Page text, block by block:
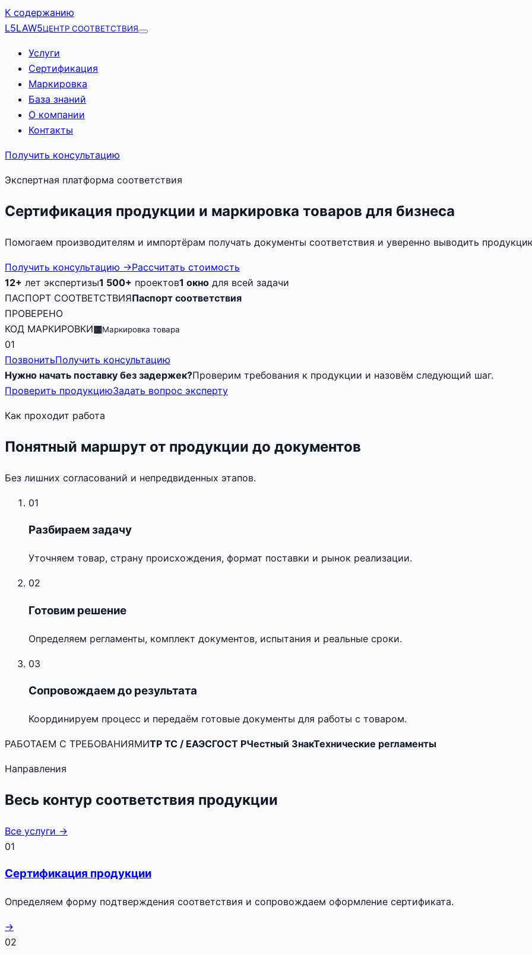
К содержанию
L5LAW5ЦЕНТР СООТВЕТСТВИЯ
Услуги
Сертификация
Маркировка
База знаний
О компании
Контакты
Получить консультацию
Экспертная платформа соответствия
Сертификация продукции и маркировка товаров для бизнеса
Помогаем производителям и импортёрам получать документы соответствия и уверенно выводить
Получить консультацию →Рассчитать стоимость
12+ лет экспертизы1 500+ проектов1 окно для всей задачи
ПАСПОРТ СООТВЕТСТВИЯПаспорт соответствия
ПРОВЕРЕНО
КОД МАРКИРОВКИ▦Маркировка товара
01
ПозвонитьПолучить консультацию
Нужно начать поставку без задержек?Проверим требования к продукции и назовём следующий шаг.
Проверить продукциюЗадать вопрос эксперту
Как проходит работа
Понятный маршрут от продукции до документов
Без лишних согласований и непредвиденных этапов.
01
Разбираем задачу
Уточняем товар, страну происхождения, формат поставки и рынок реализации.
02
Готовим решение
Определяем регламенты, комплект документов, испытания и реальные сроки.
03
Сопровождаем до результата
Координируем процесс и передаём готовые документы для работы с товаром.
РАБОТАЕМ С ТРЕБОВАНИЯМИТР ТС / ЕАЭСГОСТ РЧестный ЗнакТехнические регламенты
Направления
Весь контур соответствия продукции
Все услуги →
01
Сертификация продукции
Определяем форму подтверждения соответствия и сопровождаем оформление сертификата.
→
02